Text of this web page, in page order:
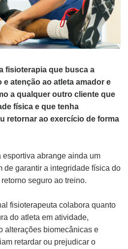
fisioterapia que busca a
atenção ao atleta amador e
a qualquer outro cliente que
física e que tenha
retornar ao exercício de forma
abrange ainda um
de garantir a integridade física do
seguro ao treino.
fisioterapeuta colabora quanto
do atleta em atividade,
alterações biomecânicas e
retardar ou prejudicar o